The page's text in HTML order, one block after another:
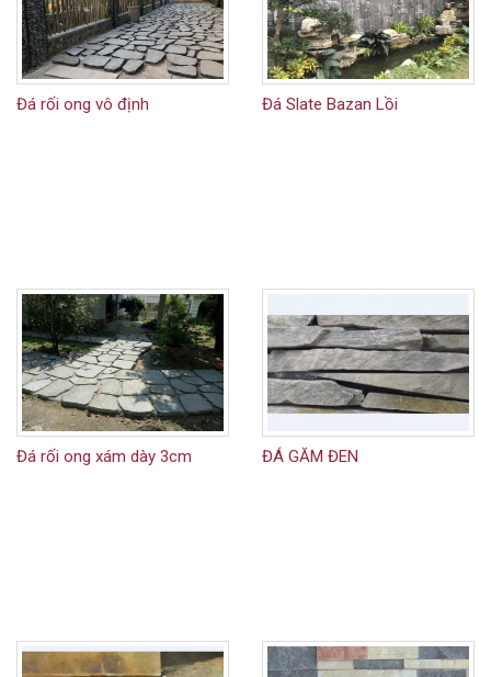
Đá rối ong vô định Đá Slate Bazan Lồi
Đá rối ong xám dày 3cm ĐÁ GĂM ĐEN